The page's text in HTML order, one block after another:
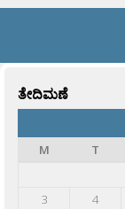
ತೇದಿಮಣೆ
M
T
3
4